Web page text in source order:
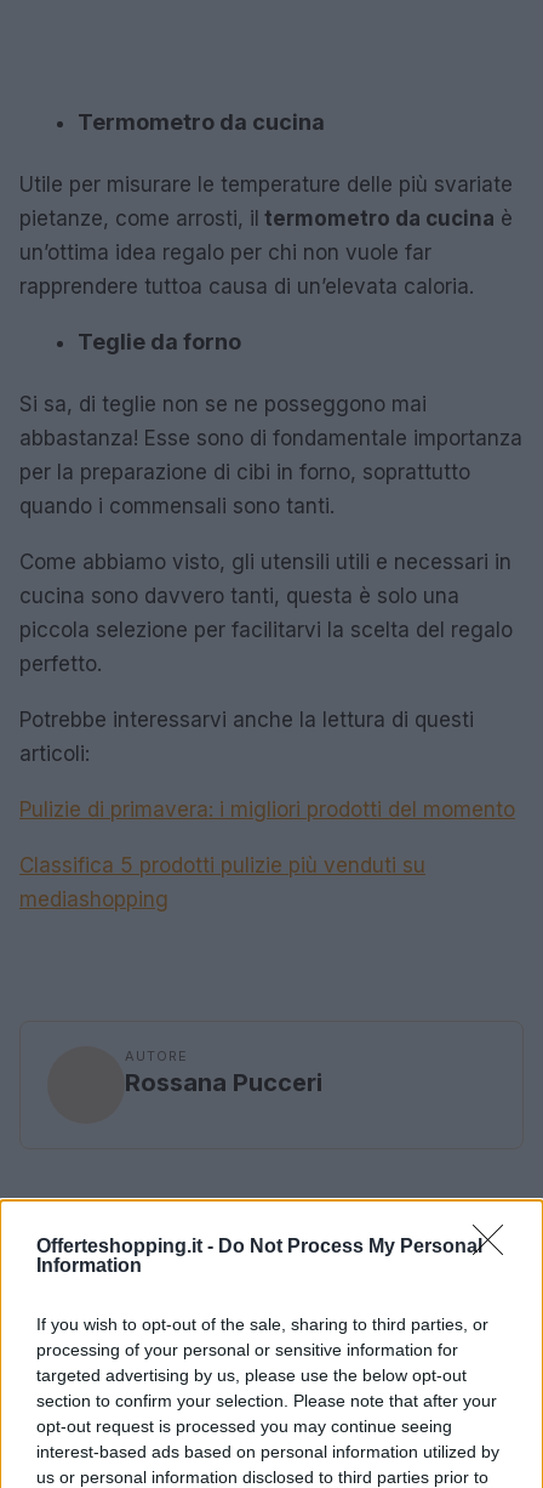
Offerteshopping.it - Do Not Process My Personal
Information
If you wish to opt-out of the sale, sharing to third parties, or
processing of your personal or sensitive information for
targeted advertising by us, please use the below opt-out
section to confirm your selection. Please note that after your
opt-out request is processed you may continue seeing
interest-based ads based on personal information utilized by
us or personal information disclosed to third parties prior to
Termometro da cucina
Utile per misurare le temperature delle più svariate
pietanze, come arrosti, il termometro da cucina è
un’ottima idea regalo per chi non vuole far
rapprendere tuttoa causa di un’elevata caloria.
Teglie da forno
Si sa, di teglie non se ne posseggono mai
abbastanza! Esse sono di fondamentale importanza
per la preparazione di cibi in forno, soprattutto
quando i commensali sono tanti.
Come abbiamo visto, gli utensili utili e necessari in
cucina sono davvero tanti, questa è solo una
piccola selezione per facilitarvi la scelta del regalo
perfetto.
Potrebbe interessarvi anche la lettura di questi
articoli:
Pulizie di primavera: i migliori prodotti del momento
Classifica 5 prodotti pulizie più venduti su
mediashopping
AUTORE
Rossana Pucceri